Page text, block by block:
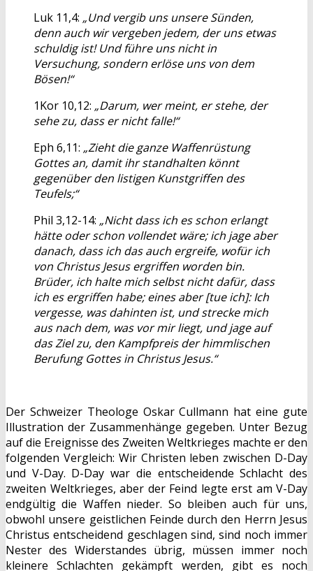
Luk 11,4: „Und vergib uns unsere Sünden,
denn auch wir vergeben jedem, der uns etwas
schuldig ist! Und führe uns nicht in
Versuchung, sondern erlöse uns von dem
Bösen!“
1Kor 10,12: „Darum, wer meint, er stehe, der
sehe zu, dass er nicht falle!“
Eph 6,11: „Zieht die ganze Waffenrüstung
Gottes an, damit ihr standhalten könnt
gegenüber den listigen Kunstgriffen des
Teufels;“
Phil 3,12-14: „Nicht dass ich es schon erlangt
hätte oder schon vollendet wäre; ich jage aber
danach, dass ich das auch ergreife, wofür ich
von Christus Jesus ergriffen worden bin.
Brüder, ich halte mich selbst nicht dafür, dass
ich es ergriffen habe; eines aber [tue ich]: Ich
vergesse, was dahinten ist, und strecke mich
aus nach dem, was vor mir liegt, und jage auf
das Ziel zu, den Kampfpreis der himmlischen
Berufung Gottes in Christus Jesus.“
Der Schweizer Theologe Oskar Cullmann hat eine gute
Illustration der Zusammenhänge gegeben. Unter Bezug
auf die Ereignisse des Zweiten Weltkrieges machte er den
folgenden Vergleich: Wir Christen leben zwischen D-Day
und V-Day. D-Day war die entscheidende Schlacht des
zweiten Weltkrieges, aber der Feind legte erst am V-Day
endgültig die Waffen nieder. So bleiben auch für uns,
obwohl unsere geistlichen Feinde durch den Herrn Jesus
Christus entscheidend geschlagen sind, sind noch immer
Nester des Widerstandes übrig, müssen immer noch
kleinere Schlachten gekämpft werden, gibt es noch